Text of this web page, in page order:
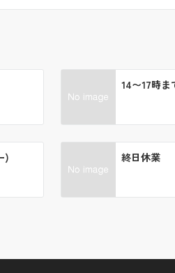
14〜17時ま
) 終日休業